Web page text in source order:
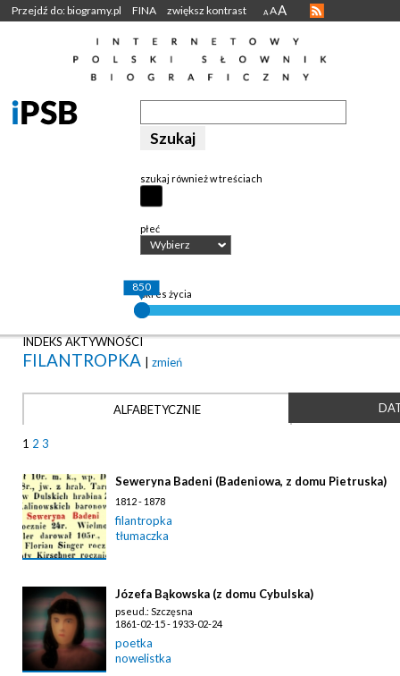
Przejdź do: biogramy.pl FINA zwiększ kontrast A AA
szukaj również w treściach
płeć
Wybierz
okres życia
850
INDEKS AKTYWNOŚCI
FILANTROPKA | zmień
ALFABETYCZNIE
1 2 3
Seweryna Badeni (Badeniowa, z domu Pietruska)
1812 - 1878
filantropka
tłumaczka
Józefa Bąkowska (z domu Cybulska)
pseud.: Szczęsna
1861-02-15 - 1933-02-24
poetka
nowelistka